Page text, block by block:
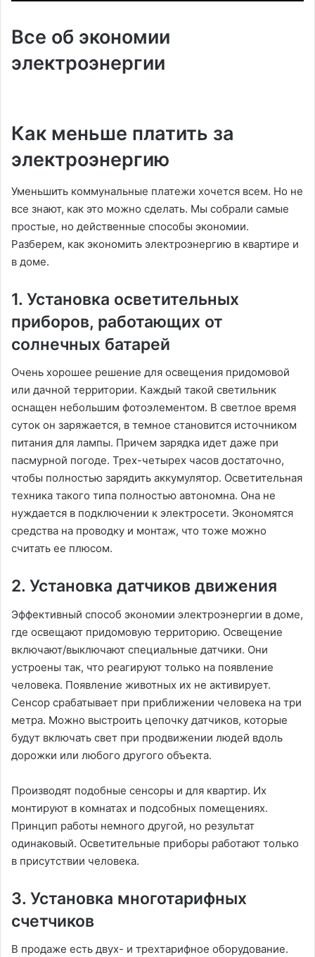
Все об экономии
электроэнергии
Как меньше платить за
электроэнергию
Уменьшить коммунальные платежи хочется всем. Но не
все знают, как это можно сделать. Мы собрали самые
простые, но действенные способы экономии.
Разберем, как экономить электроэнергию в квартире и
в доме.
1. Установка осветительных
приборов, работающих от
солнечных батарей
Очень хорошее решение для освещения придомовой
или дачной территории. Каждый такой светильник
оснащен небольшим фотоэлементом. В светлое время
суток он заряжается, в темное становится источником
питания для лампы. Причем зарядка идет даже при
пасмурной погоде. Трех-четырех часов достаточно,
чтобы полностью зарядить аккумулятор. Осветительная
техника такого типа полностью автономна. Она не
нуждается в подключении к электросети. Экономятся
средства на проводку и монтаж, что тоже можно
считать ее плюсом.
2. Установка датчиков движения
Эффективный способ экономии электроэнергии в доме,
где освещают придомовую территорию. Освещение
включают/выключают специальные датчики. Они
устроены так, что реагируют только на появление
человека. Появление животных их не активирует.
Сенсор срабатывает при приближении человека на три
метра. Можно выстроить цепочку датчиков, которые
будут включать свет при продвижении людей вдоль
дорожки или любого другого объекта.
Производят подобные сенсоры и для квартир. Их
монтируют в комнатах и подсобных помещениях.
Принцип работы немного другой, но результат
одинаковый. Осветительные приборы работают только
в присутствии человека.
3. Установка многотарифных
счетчиков
В продаже есть двух- и трехтарифное оборудование.